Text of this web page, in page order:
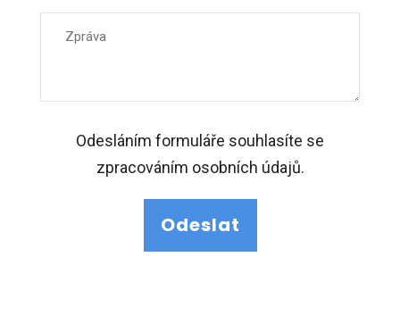
Odesláním formuláře souhlasíte se
zpracováním osobních údajů.